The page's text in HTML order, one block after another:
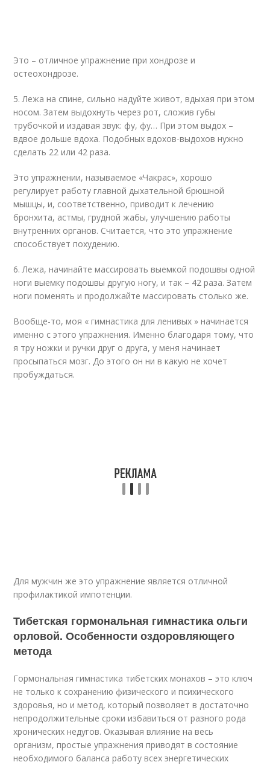
Это – отличное упражнение при хондрозе и
остеохондрозе.
5. Лежа на спине, сильно надуйте живот, вдыхая при этом
носом. Затем выдохнуть через рот, сложив губы
трубочкой и издавая звук: фу, фу… При этом выдох –
вдвое дольше вдоха. Подобных вдохов-выдохов нужно
сделать 22 или 42 раза.
Это упражнении, называемое «Чакрас», хорошо
регулирует работу главной дыхательной брюшной
мышцы, и, соответственно, приводит к лечению
бронхита, астмы, грудной жабы, улучшению работы
внутренних органов. Считается, что это упражнение
способствует похудению.
6. Лежа, начинайте массировать выемкой подошвы одной
ноги выемку подошвы другую ногу, и так – 42 раза. Затем
ноги поменять и продолжайте массировать столько же.
Вообще-то, моя « гимнастика для ленивых » начинается
именно с этого упражнения. Именно благодаря тому, что
я тру ножки и ручки друг о друга, у меня начинает
просыпаться мозг. До этого он ни в какую не хочет
пробуждаться.
Для мужчин же это упражнение является отличной
профилактикой импотенции.
Тибетская гормональная гимнастика ольги
орловой. Особенности оздоровляющего
метода
Гормональная гимнастика тибетских монахов – это ключ
не только к сохранению физического и психического
здоровья, но и метод, который позволяет в достаточно
непродолжительные сроки избавиться от разного рода
хронических недугов. Оказывая влияние на весь
организм, простые упражнения приводят в состояние
необходимого баланса работу всех энергетических